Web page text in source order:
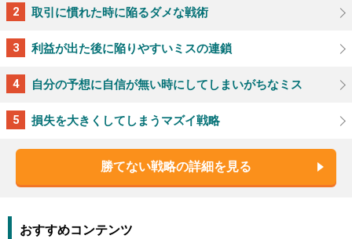
取引に慣れた時に陥るダメな戦術
利益が出た後に陥りやすいミスの連鎖
自分の予想に自信が無い時にしてしまいがちなミス
損失を大きくしてしまうマズイ戦略
勝てない戦略の詳細を見る
おすすめコンテンツ